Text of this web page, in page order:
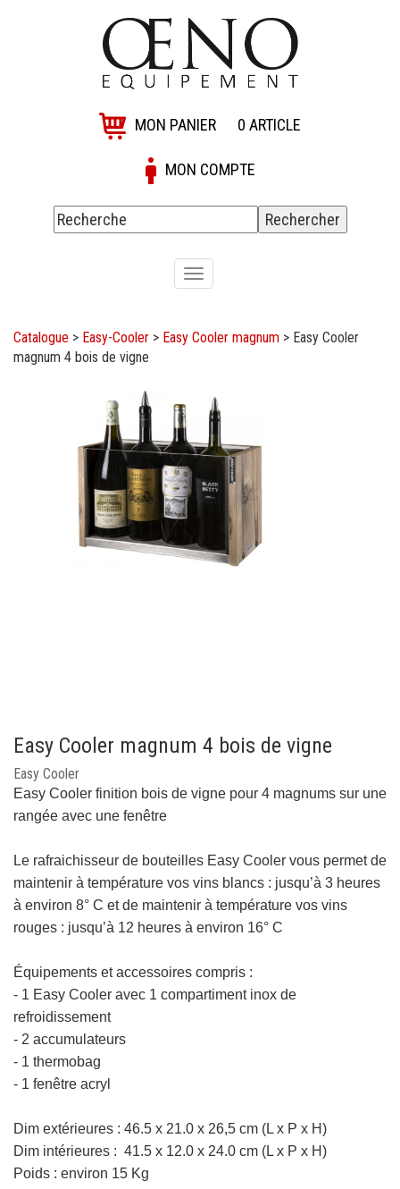
MON PANIER 0 ARTICLE
MON COMPTE
Toggle
navigation
Catalogue > Easy-Cooler > Easy Cooler magnum > Easy Cooler
magnum 4 bois de vigne
Easy Cooler magnum 4 bois de vigne
Easy Cooler
Easy Cooler finition bois de vigne pour 4 magnums sur une
rangée avec une fenêtre
Le rafraichisseur de bouteilles Easy Cooler vous permet de
maintenir à température vos vins blancs : jusqu’à 3 heures
à environ 8° C et de maintenir à température vos vins
rouges : jusqu’à 12 heures à environ 16° C
Équipements et accessoires compris :
- 1 Easy Cooler avec 1 compartiment inox de
refroidissement
- 2 accumulateurs
- 1 thermobag
- 1 fenêtre acryl
Dim extérieures : 46.5 x 21.0 x 26,5 cm (L x P x H)
Dim intérieures : 41.5 x 12.0 x 24.0 cm (L x P x H)
Poids : environ 15 Kg